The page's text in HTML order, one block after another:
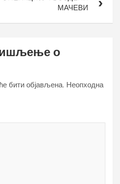
МАЧЕВИ
о
бити објављена. Неопходна